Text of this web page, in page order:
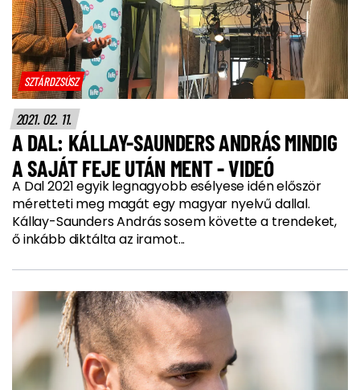
SZTÁRDZSÚSZ
2021. 02. 11.
A DAL: KÁLLAY-SAUNDERS ANDRÁS MINDIG
A SAJÁT FEJE UTÁN MENT - VIDEÓ
A Dal 2021 egyik legnagyobb esélyese idén először
méretteti meg magát egy magyar nyelvű dallal.
Kállay-Saunders András sosem követte a trendeket,
ő inkább diktálta az iramot...